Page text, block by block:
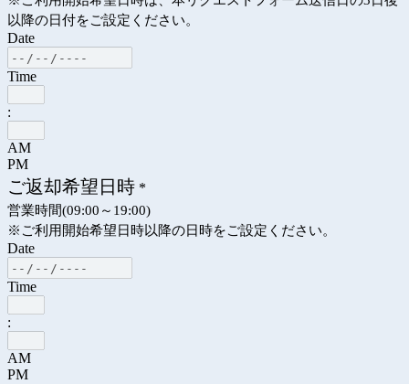
以降の日付をご設定ください。
Date
Time
:
AM
PM
ご返却希望日時 *
営業時間(09:00～19:00)
※ご利用開始希望日時以降の日時をご設定ください。
Date
Time
:
AM
PM